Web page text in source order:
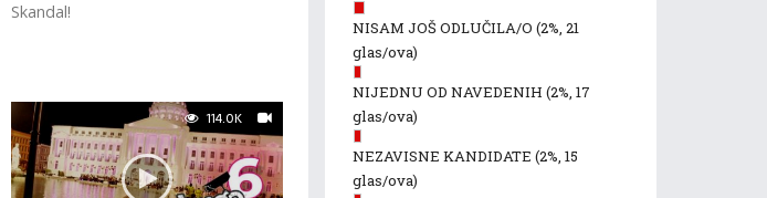
Skandal!
114.0K
NISAM JOŠ ODLUČILA/O (2%, 21
glas/ova)
NIJEDNU OD NAVEDENIH (2%, 17
glas/ova)
NEZAVISNE KANDIDATE (2%, 15
glas/ova)